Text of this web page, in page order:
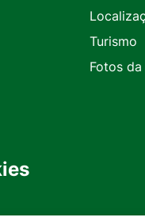
Turismo
Fotos